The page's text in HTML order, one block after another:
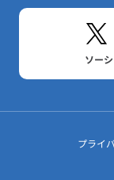
ソー
プライ